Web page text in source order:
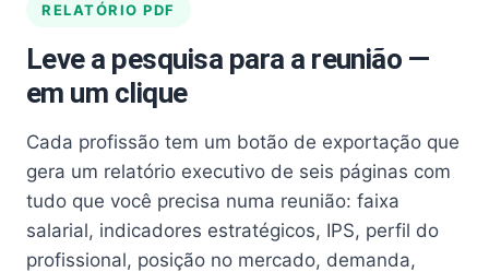
RELATÓRIO PDF
Leve a pesquisa para a reunião —
em um clique
Cada profissão tem um botão de exportação que
gera um relatório executivo de seis páginas com
tudo que você precisa numa reunião: faixa
salarial, indicadores estratégicos, IPS, perfil do
profissional, posição no mercado, demanda,